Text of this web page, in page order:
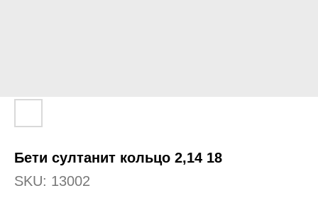
Бети султанит кольцо 2,14 18
SKU: 13002